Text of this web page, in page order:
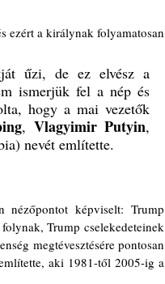
ezért a királynak folyamatosan
űzi, de ez elvész a
ismerjük fel a nép és
hogy a mai vezetők
, Vlagyimir Putyin
nevét említette.
nézőpontot képviselt: Trump
Trump cselekedeteinek
megtévesztésére pontosan
aki 1981-től 2005-ig a